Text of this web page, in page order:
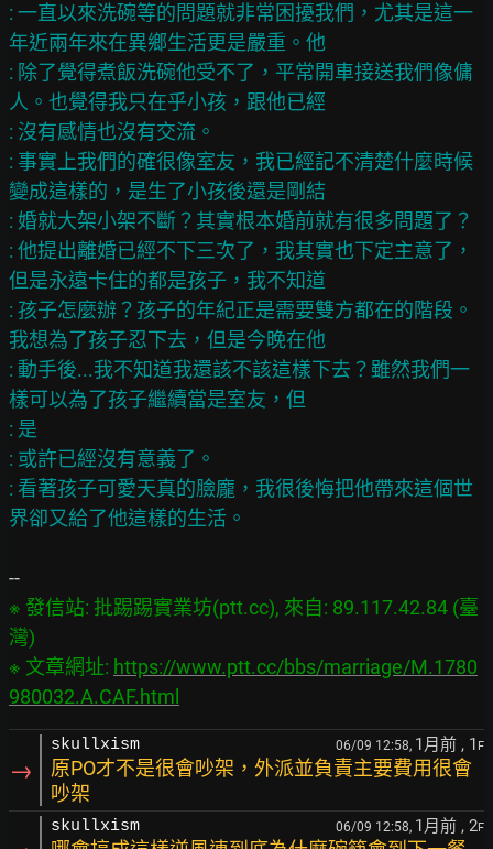
: 一直以來洗碗等的問題就非常困擾我們，尤其是這一
年近兩年來在異鄉生活更是嚴重。他
: 除了覺得煮飯洗碗他受不了，平常開車接送我們像傭
人。也覺得我只在乎小孩，跟他已經
: 沒有感情也沒有交流。
: 事實上我們的確很像室友，我已經記不清楚什麼時候
變成這樣的，是生了小孩後還是剛結
: 婚就大架小架不斷？其實根本婚前就有很多問題了？
: 他提出離婚已經不下三次了，我其實也下定主意了，
但是永遠卡住的都是孩子，我不知道
: 孩子怎麼辦？孩子的年紀正是需要雙方都在的階段。
我想為了孩子忍下去，但是今晚在他
: 動手後...我不知道我還該不該這樣下去？雖然我們一
樣可以為了孩子繼續當是室友，但
: 是
: 或許已經沒有意義了。
: 看著孩子可愛天真的臉龐，我很後悔把他帶來這個世
※ 發信站: 批踢踢實業坊(ptt.cc), 來自: 89.117.42.84 (臺
灣)
※ 文章網址: https://www.ptt.cc/bbs/marriage/M.1780
980032.A.CAF.html
→
skullxism 06/09 12:58, 1月前 , 1 F
原PO才不是很會吵架，外派並負責主要費用很會
吵架
skullxism 06/09 12:58, 1月前 , 2F